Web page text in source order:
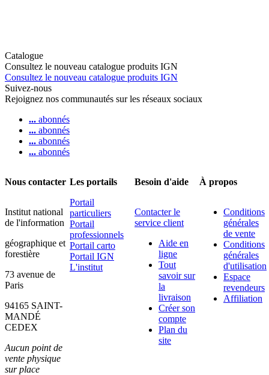
Catalogue
Consultez le nouveau catalogue produits IGN
Consultez le nouveau catalogue produits IGN
Suivez-nous
Rejoignez nos communautés sur les réseaux sociaux
... abonnés
... abonnés
... abonnés
... abonnés
Nous contacter
Institut national
de l'information
géographique et
forestière
73 avenue de
Paris
94165 SAINT-
MANDÉ
CEDEX
Aucun point de
vente physique
sur place
Les portails
Portail
particuliers
Portail
professionnels
Portail carto
Portail IGN
L'institut
Besoin d'aide
Contacter le
service client
Aide en
ligne
Tout
savoir sur
la
livraison
Créer son
compte
Plan du
site
À propos
Conditions
générales
de vente
Conditions
générales
d'utilisation
Espace
revendeurs
Affiliation